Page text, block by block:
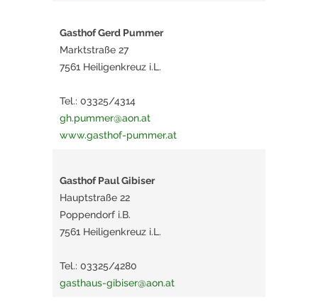
Gasthof Gerd Pummer
Marktstraße 27
7561 Heiligenkreuz i.L.
Tel.: 03325/4314
gh.pummer@aon.at
www.gasthof-pummer.at
Gasthof Paul Gibiser
Hauptstraße 22
Poppendorf i.B.
7561 Heiligenkreuz i.L.
Tel.: 03325/4280
gasthaus-gibiser@aon.at